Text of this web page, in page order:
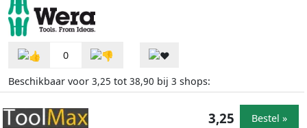
0
Beschikbaar voor 3,25 tot 38,90 bij 3 shops:
3,25 Bestel »